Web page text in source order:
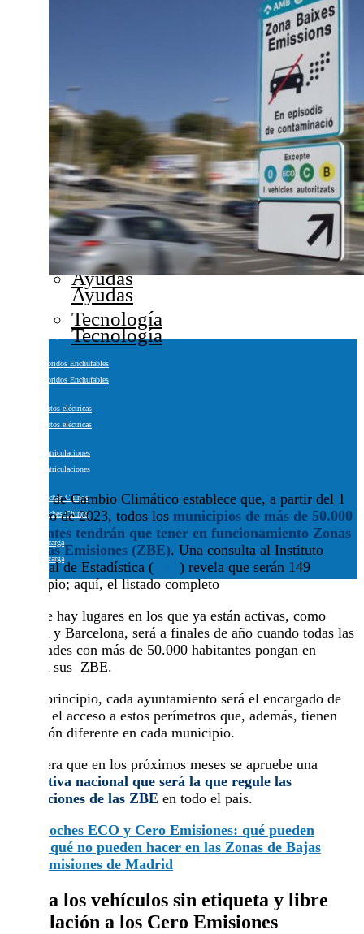
Patinetes eléctricos
Cuadriciclos eléctricos
Futuros Modelos
Hidrógeno
Qué necesito saber
Lanzamientos
Matriculaciones
Ayudas
Tecnología
Híbridos Enchufables
Motos eléctricas
Matriculaciones
Coches Chinos
Recarga
Cuadriciclos eléctricos
Hidrógeno
Qué necesito saber
Lanzamientos
Matriculaciones
Ayudas
Tecnología
Híbridos Enchufables
Motos eléctricas
Matriculaciones
Coches Chinos
Recarga
La Ley de Cambio Climático establece que, a partir del 1
de enero de 2023, todos los municipios de más de 50.000
habitantes tendrán que tener en funcionamiento Zonas
de Bajas Emisiones (ZBE). Una consulta al Instituto
Nacional de Estadística (
) revela que serán 149
municipio; aquí, el listado completo
Aunque hay lugares en los que ya están activas, como
Madrid y Barcelona, será a finales de año cuando todas las
localidades con más de 50.000 habitantes pongan en
marcha sus ZBE.
En un principio, cada ayuntamiento será el encargado de
regular el acceso a estos perímetros que, además, tienen
extensión diferente en cada municipio.
Se espera que en los próximos meses se apruebe una
normativa nacional que será la que regule las
restricciones de las ZBE en todo el país.
Coches ECO y Cero Emisiones: qué pueden
y qué no pueden hacer en las Zonas de Bajas
Emisiones de Madrid
Veto a los vehículos sin etiqueta y libre
circulación a los Cero Emisiones